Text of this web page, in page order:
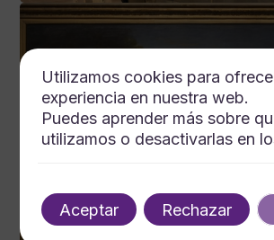
Utilizamos cookies para
experiencia en nuestra web.
Puedes aprender más sobre
utilizamos o desactivarlas en
Aceptar Rechazar